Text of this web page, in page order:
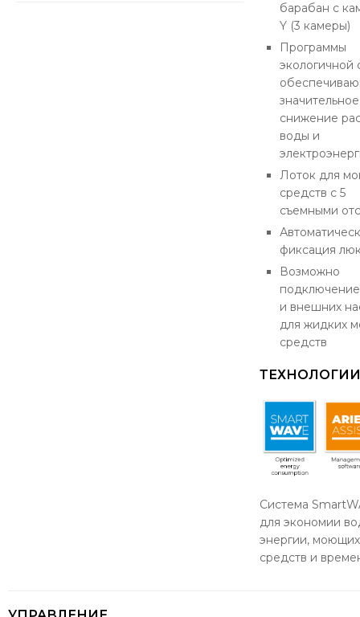
барабан с
Y (3 камеры)
Программы
экологичной
значительное
снижение
воды и
Лоток для
средств с 5
съемными
фиксация
Возможно
и внешних
для жидких
средств
ТЕХНОЛОГИИ
Система
для экономии
энергии, моющих
средств и